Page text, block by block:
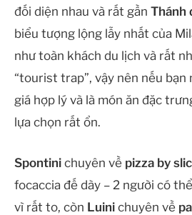
đối diện nhau và rất gần Thánh
biểu tượng lộng lẫy nhất của
như toàn khách du lịch và rất
“tourist trap”, vậy nên nếu
giá hợp lý và là món ăn đặc
lựa chọn rất ổn.
Spontini chuyên về pizza by
focaccia đế dày – 2 người có
vì rất to, còn Luini chuyên về